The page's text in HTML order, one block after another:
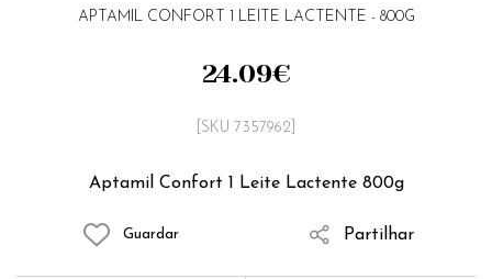
APTAMIL CONFORT 1 LEITE LACTENTE - 800G
Aptamil Confort 1 Leite Lactente 800g
[SKU 7357962]
24.09€
Guardar Partilhar